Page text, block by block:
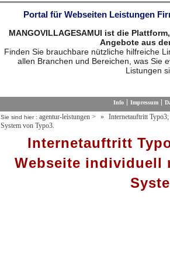
Portal für Webseiten Leistungen
MANGOVILLAGESAMUI ist die
Angebote aus
Finden Sie brauchbare nützliche hilfreiche
allen Branchen und Bereichen, was Sie
Listungen
Info Impressum
Sie sind hier : agentur-leistungen >
Internetauftritt Typo3;
System von Typo3.
Internetauftritt
Webseite individuell